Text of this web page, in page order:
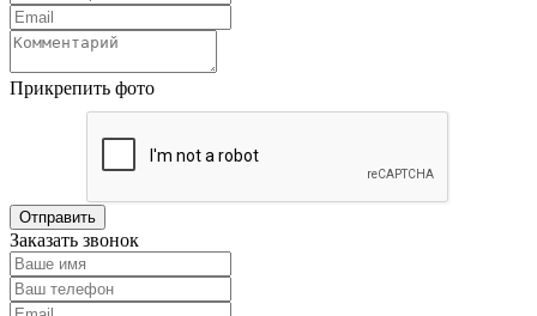
Прикрепить фото
Заказать звонок